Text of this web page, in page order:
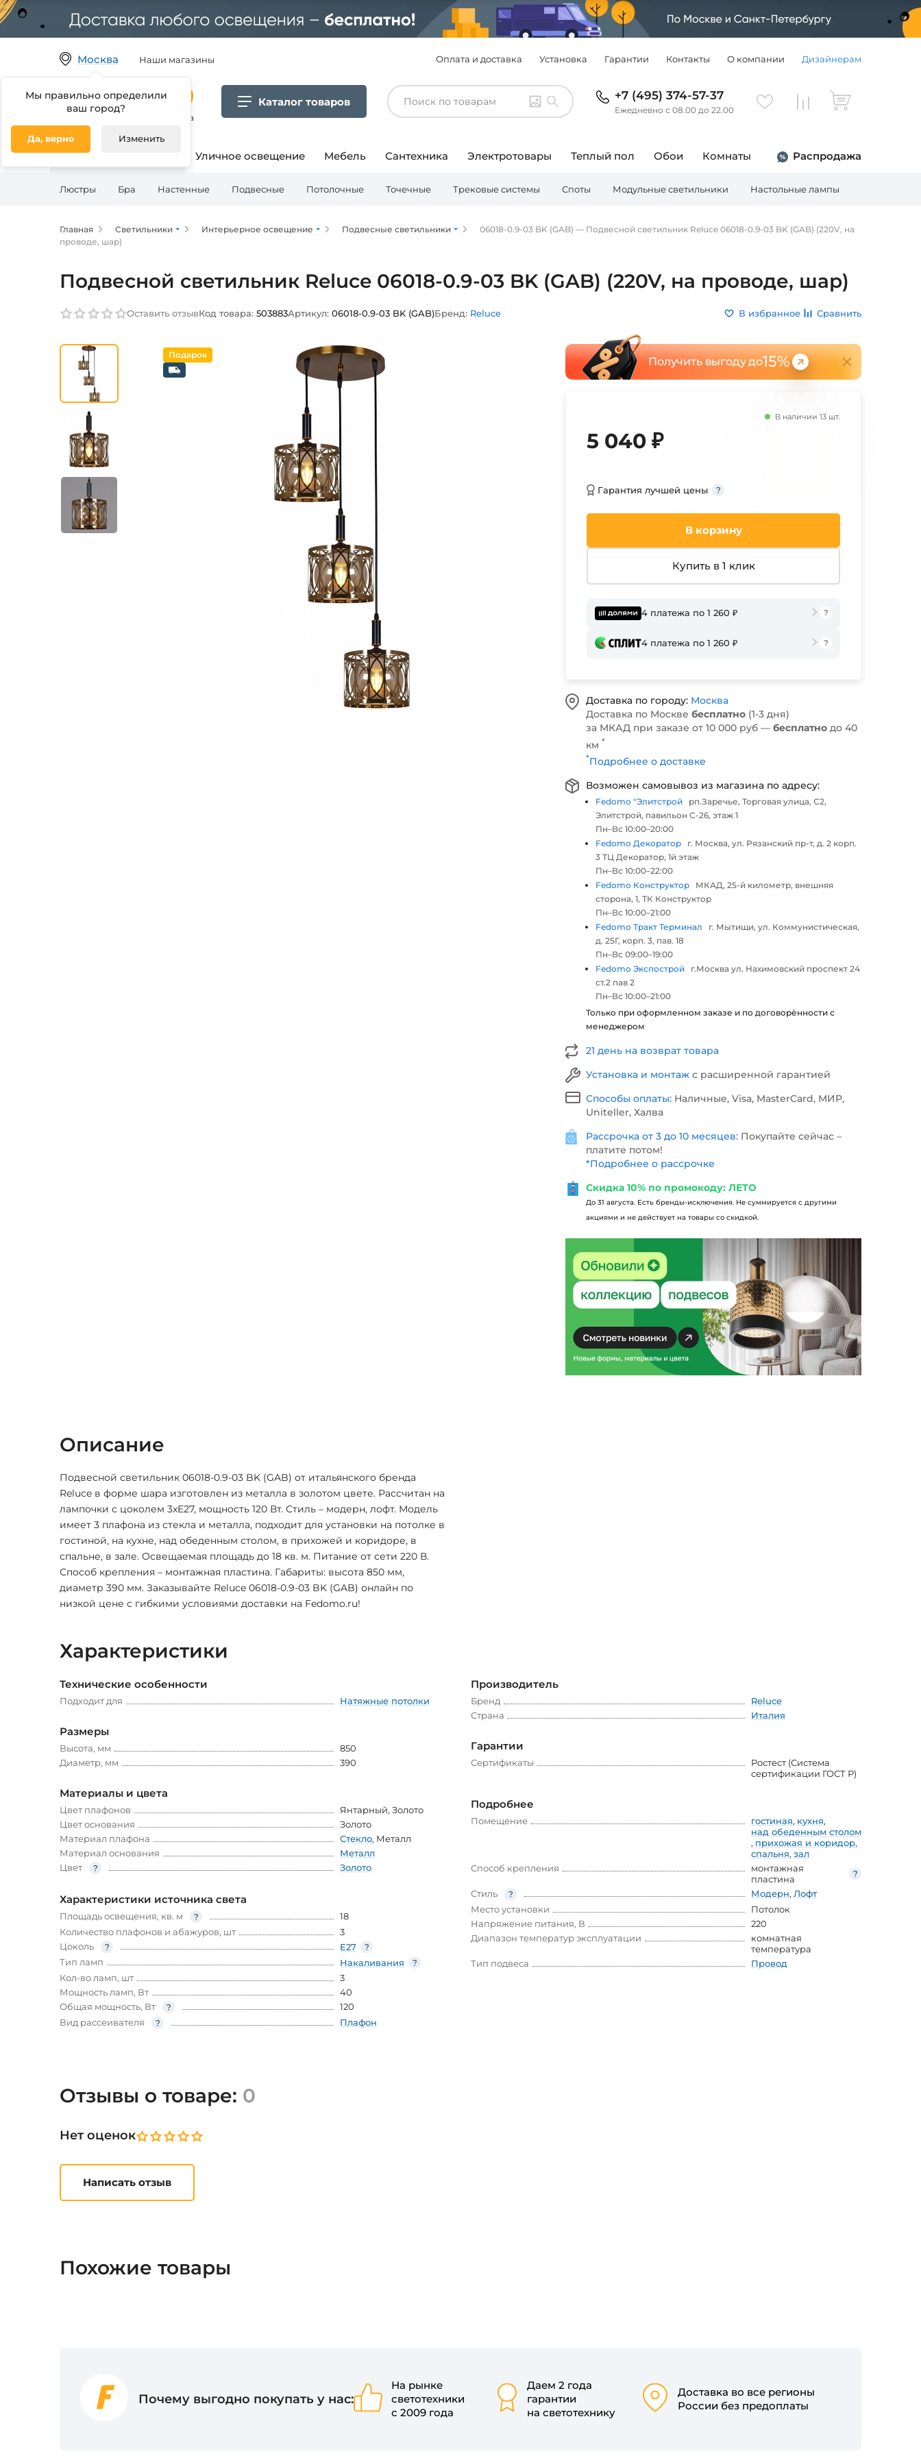
Москва
Мы правильно определили
ваш город?
Да, верно Изменить
Наши магазины Оплата и доставка Установка Гарантии Контакты О компании Дизайнерам
Гипермаркет товаров для дома
Каталог товаров +7 (495) 374-57-37
Ежедневно с 08.00 до 22.00
Освещение для дома Уличное освещение Мебель Сантехника Электротовары Теплый пол Обои Комнаты Распродажа
Люстры Бра Настенные Подвесные Потолочные Точечные Трековые системы Споты Модульные светильники Настольные лампы
Главная Светильники Интерьерное освещение Подвесные светильники
06018-0.9-03 BK (GAB) — Подвесной светильник Reluce 06018-0.9-03 BK (GAB) (220V, на
проводе, шар)
Подвесной светильник Reluce 06018-0.9-03 BK (GAB) (220V, на проводе, шар)
Оставить отзывКод товара: 503883Артикул: 06018-0.9-03 BK (GAB)Бренд: Reluce В избранное Сравнить
Получить выгоду до15%
В наличии 13 шт.
5 040 ₽
Гарантия лучшей цены
В корзину
Купить в 1 клик
4 платежа по 1 260 ₽
4 платежа по 1 260 ₽
Доставка по городу: Москва
Доставка по Москве бесплатно (1-3 дня)
за МКАД при заказе от 10 000 руб — бесплатно до 40
км *
*Подробнее о доставке
Возможен самовывоз из магазина по адресу:
Fedomo "Элитстрой
рп.Заречье, Торговая улица, С2,
Элитстрой, павильон С-26, этаж 1
Пн–Вс 10:00–20:00
Fedomo Декоратор
г. Москва, ул. Рязанский пр-т, д. 2 корп.
3 ТЦ Декоратор, 1й этаж
Пн–Вс 10:00–22:00
Fedomo Конструктор
МКАД, 25-й километр, внешняя
сторона, 1, ТК Конструктор
Пн–Вс 10:00–21:00
Fedomo Тракт Терминал
г. Мытищи, ул. Коммунистическая,
д. 25Г, корп. 3, пав. 18
Пн–Вс 09:00–19:00
Fedomo Экспострой
г.Москва ул. Нахимовский проспект 24
ст.2 пав 2
Пн–Вс 10:00–21:00
Только при оформленном заказе и по договорённости с
менеджером
21 день на возврат товара
Установка и монтаж с расширенной гарантией
Способы оплаты: Наличные, Visa, MasterCard, МИР,
Uniteller, Халва
Рассрочка от 3 до 10 месяцев: Покупайте сейчас –
платите потом!
*Подробнее о рассрочке
Скидка 10% по промокоду: ЛЕТО
До 31 августа. Есть бренды-исключения. Не суммируется с другими
акциями и не действует на товары со скидкой.
Описание
Подвесной светильник 06018-0.9-03 BK (GAB) от итальянского бренда
Reluce в форме шара изготовлен из металла в золотом цвете. Рассчитан на
лампочки с цоколем 3xE27, мощность 120 Вт. Стиль – модерн, лофт. Модель
имеет 3 плафона из стекла и металла, подходит для установки на потолке в
гостиной, на кухне, над обеденным столом, в прихожей и коридоре, в
спальне, в зале. Освещаемая площадь до 18 кв. м. Питание от сети 220 В.
Способ крепления – монтажная пластина. Габариты: высота 850 мм,
диаметр 390 мм. Заказывайте Reluce 06018-0.9-03 BK (GAB) онлайн по
низкой цене с гибкими условиями доставки на Fedomo.ru!
Характеристики
Технические особенности
Подходит для Натяжные потолки
Размеры
Высота, мм
850
Диаметр, мм
390
Материалы и цвета
Цвет плафонов Янтарный, Золото
Цвет основания
Золото
Материал плафона
Стекло, Металл
Материал основания
Металл
Цвет
Золото
Характеристики источника света
Площадь освещения, кв. м
18
Количество плафонов и абажуров, шт
3
Цоколь
E27
Тип ламп
Накаливания
Кол-во ламп, шт
3
Мощность ламп, Вт
40
Общая мощность, Вт
120
Вид рассеивателя
Плафон
Производитель
Бренд
Reluce
Страна
Италия
Гарантии
Сертификаты
Ростест (Система
сертификации ГОСТ Р)
Подробнее
Помещение гостиная, кухня,
над обеденным столом
, прихожая и коридор,
спальня, зал
Способ крепления
монтажная
пластина
Стиль
Модерн, Лофт
Место установки
Потолок
Напряжение питания, В
220
Диапазон температур эксплуатации
комнатная
температура
Тип подвеса
Провод
Отзывы о товаре: 0
Нет оценок
Написать отзыв
Похожие товары
Почему выгодно покупать у нас:
На рынке
светотехники
с 2009 года
Даем 2 года
гарантии
на светотехнику
Доставка во все регионы
России без предоплаты